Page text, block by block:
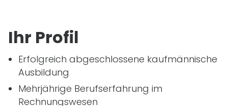
Ihr Profil
Erfolgreich abgeschlossene kaufmännische
Ausbildung
Mehrjährige Berufserfahrung im
Rechnungswesen